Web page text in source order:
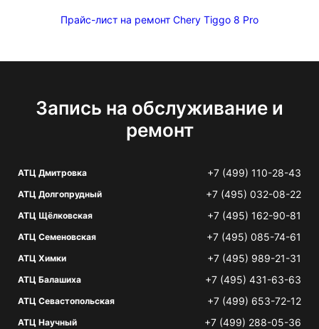
Прайс-лист на ремонт Chery Tiggo 8 Pro
Запись на обслуживание и
ремонт
АТЦ Дмитровка +7 (499) 110-28-43
АТЦ Долгопрудный +7 (495) 032-08-22
АТЦ Щёлковская +7 (495) 162-90-81
АТЦ Семеновская +7 (495) 085-74-61
АТЦ Химки +7 (495) 989-21-31
АТЦ Балашиха +7 (495) 431-63-63
АТЦ Севастопольская +7 (499) 653-72-12
АТЦ Научный +7 (499) 288-05-36